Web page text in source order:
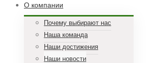
О компании
Почему выбирают нас
Наша команда
Наши достижения
Наши новости